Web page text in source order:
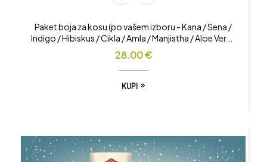
Paket boja za kosu (po vašem izboru - Kana / Sena /
Indigo / Hibiskus / Cikla / Amla / Manjistha / Aloe Vera /
Bhringaraj)
28.00€
KUPI